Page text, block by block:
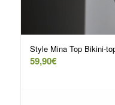
Style Mina Top Bikini-
59,90€